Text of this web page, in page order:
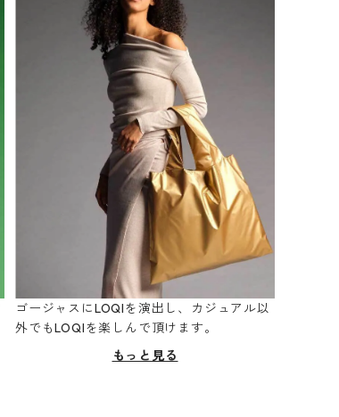
ゴージャスにLOQIを演出し、カジュアル以
外でもLOQIを楽しんで頂けます。
もっと見る